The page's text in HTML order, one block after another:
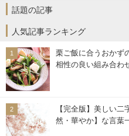
話題の記事
人気記事ランキング
栗ご飯に合うおかず
相性の良い組み合わ
【完全版】美しい
然・華やか】な言葉